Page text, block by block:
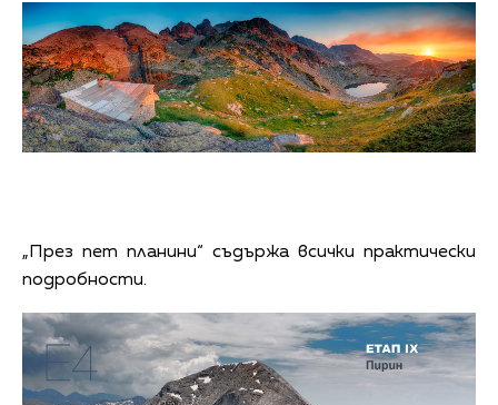
„През пет планини“ съдържа всички практически
подробности.